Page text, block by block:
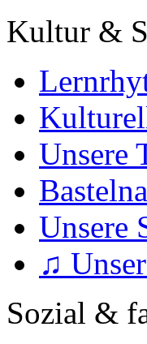
Kultur &
Unsere
Unsere
♫
Sozial &